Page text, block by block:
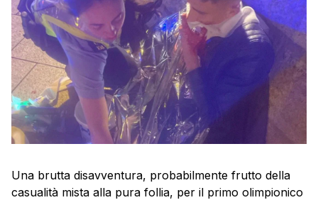
Una brutta disavventura, probabilmente frutto della
casualità mista alla pura follia, per il primo olimpionico